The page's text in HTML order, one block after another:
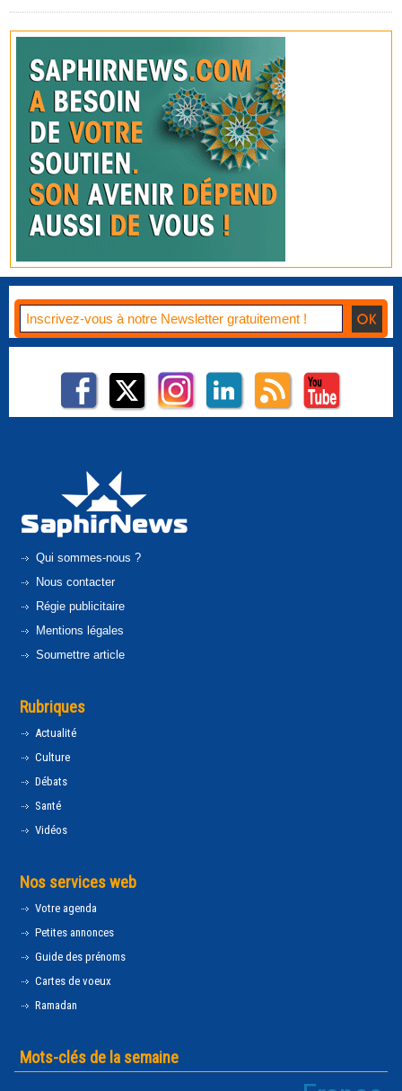
Qui sommes-nous ?
Nous contacter
Régie publicitaire
Mentions légales
Soumettre article
Rubriques
Actualité
Culture
Débats
Santé
Vidéos
Nos services web
Votre agenda
Petites annonces
Guide des prénoms
Cartes de voeux
Ramadan
Mots-clés de la semaine